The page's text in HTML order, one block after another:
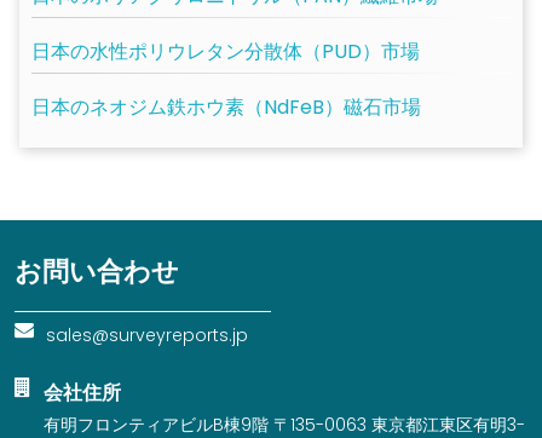
日本の水性ポリウレタン分散体（PUD）市場
日本のネオジム鉄ホウ素（NdFeB）磁石市場
お問い合わせ
sales@surveyreports.jp
会社住所
有明フロンティアビルB棟9階 〒135-0063 東京都江東区有明3-